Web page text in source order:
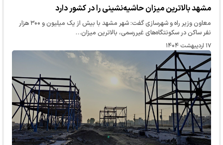
مشهد بالاترین میزان حاشیه‌نشینی را در کشور دارد
معاون وزیر راه و شهرسازی گفت: شهر مشهد با بیش از یک میلیون و ۳۰۰ هزار
نفر ساکن در سکونتگاه‌های غیررسمی، بالاترین میزان…
۱۷ اردیبهشت ۱۴۰۴